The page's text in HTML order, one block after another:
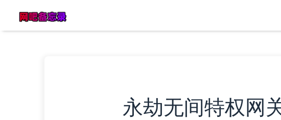
永劫无间特权网